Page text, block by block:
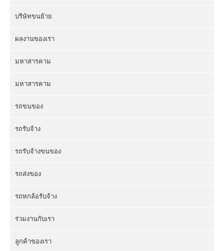
บริษัทขนย้าย
ผลงานของเรา
มหาสารคาม
มหาสารคาม
รถขนของ
รถรับจ้าง
รถรับจ้างขนของ
รถส่งของ
รถหกล้อรับจ้าง
ร่วมงานกับเรา
ลูกค้าของเรา